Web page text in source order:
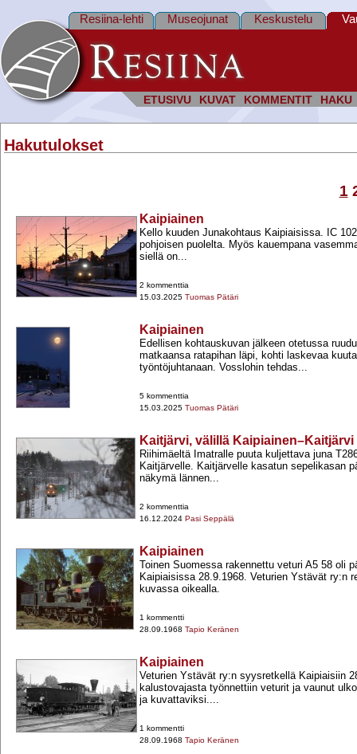
ETUSIVU KUVAT KOMMENTIT HAKU
Resiina-lehti Museojunat Keskustelu
Hakutulokset
1
Kaipiainen
Kello kuuden Junakohtaus Kaipiaisissa. IC
pohjoisen puolelta. Myös kauempana
siellä on...
2 kommenttia
15.03.2025 Tuomas Pätäri
Kaipiainen
Edellisen kohtauskuvan jälkeen otetussa
matkaansa ratapihan läpi, kohti laskevaa
työntöjuhtanaan. Vosslohin tehdas...
5 kommenttia
15.03.2025 Tuomas Pätäri
Kaitjärvi, välillä Kaipiainen–Kaitjärvi
Riihimäeltä Imatralle puuta kuljettava juna
Kaitjärvelle. Kaitjärvelle kasatun sepelikasan
näkymä lännen...
2 kommenttia
16.12.2024 Pasi Seppälä
Kaipiainen
Toinen Suomessa rakennettu veturi A5 58 oli
Kaipiaisissa 28.9.1968. Veturien Ystävät ry:n
kuvassa oikealla.
1 kommentti
28.09.1968 Tapio Keränen
Kaipiainen
Veturien Ystävät ry:n syysretkellä Kaipiaisiin
kalustovajasta työnnettiin veturit ja vaunut
ja kuvattaviksi....
1 kommentti
28.09.1968 Tapio Keränen